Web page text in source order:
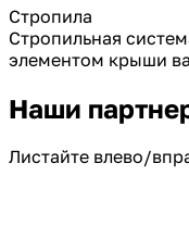
Стропила
Стропильная
элементом крыши
Наши
Листайте влево/